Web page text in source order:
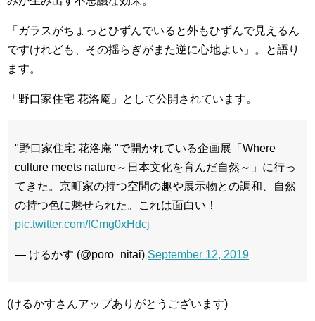
「ガラスがちょっとひずんでいると外もひずんで見えるん
ですけれども、その揺らぎがまた逆に心地よい」。と語り
ます。
「野口家住宅 花洛庵」として公開されています。
"野口家住宅 花洛庵 "で開かれている企画展「Where
culture meets nature～日本文化を育んだ自然～」に行っ
てきた。京町家の持つ空間の趣や展示物との調和、自然
の持つ色に魅せられた。これは面白い！
pic.twitter.com/fCmg0xHdcj
— けるかす (@poro_nitai) September 12, 2019
(けるかすさんアップありがとうございます)